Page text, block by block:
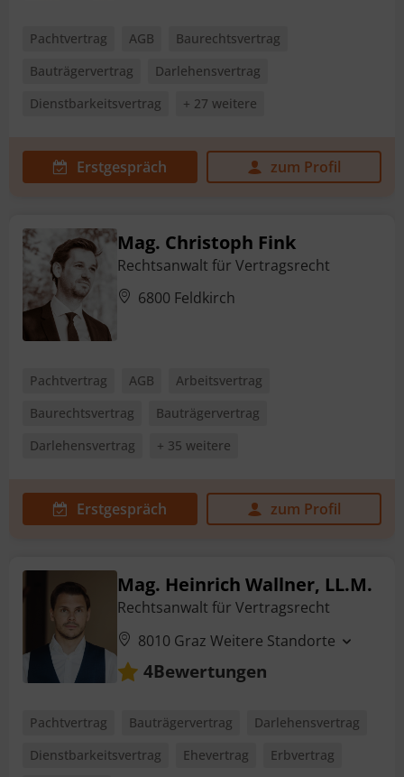
Pachtvertrag AGB
Baurechtsvertrag
Bauträgervertrag
Darlehensvertrag
Dienstbarkeitsvertrag
+ 27 weitere
Erstgespräch zum Profil
Mag. Christoph Fink
Rechtsanwalt für Vertragsrecht
6800 Feldkirch
Pachtvertrag AGB
Arbeitsvertrag
Baurechtsvertrag
Bauträgervertrag
Darlehensvertrag
+ 35 weitere
Erstgespräch zum Profil
Mag. Heinrich Wallner, LL.M.
Rechtsanwalt für Vertragsrecht
8010 Graz Weitere Standorte
4Bewertungen
Pachtvertrag Bauträgervertrag
Darlehensvertrag
Dienstbarkeitsvertrag
Ehevertrag
Erbvertrag